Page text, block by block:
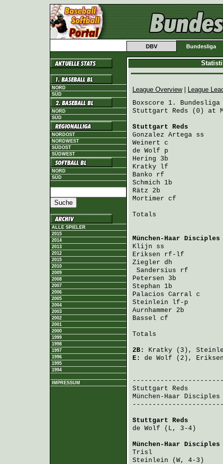
DBV Bundesliga
NORD
SÜD
NORD
SÜD
NORDOST
NORDWEST
SÜDOST
SÜDWEST
NORD
SÜD
ALLE SPIELER
2015
2014
2013
2012
2015
2010
2009
2008
2007
2006
2005
2004
2003
2002
2001
2000
1999
1998
1997
1996
1995
1994
IMPRESSUM
League Overview|
League
Boxscore 1. Bundesliga
Stuttgart Reds (0) at
Stuttgart Reds
Gonzalez Artega ss
Weinert c
de Wolf p
Hering 3b
Kratky lf
Banko rf
Schmich 1b
Rätz 2b
Mortimer cf
Totals
München-Haar Disciples
Klijn ss
Eriksen rf-lf
Ziegler dh
Sandersius rf
Petersen 3b
Stephan 1b
Palacios Carral c
Steinlein lf-p
Aurnhammer 2b
Bassel cf
Totals
2B: Kratky (3),
E: de Wolf (2),
Stuttgart Reds
München-Haar Disciples
Stuttgart Reds
de Wolf (L, 3-4)
München-Haar Disciples
Trisl
Steinlein (W, 4-3)